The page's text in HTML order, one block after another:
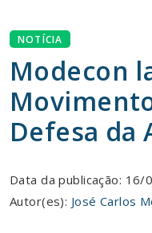
NOTÍCIA
Modecon
Defesa da
Data da publicação: 16/
Autor(es): José Carlos